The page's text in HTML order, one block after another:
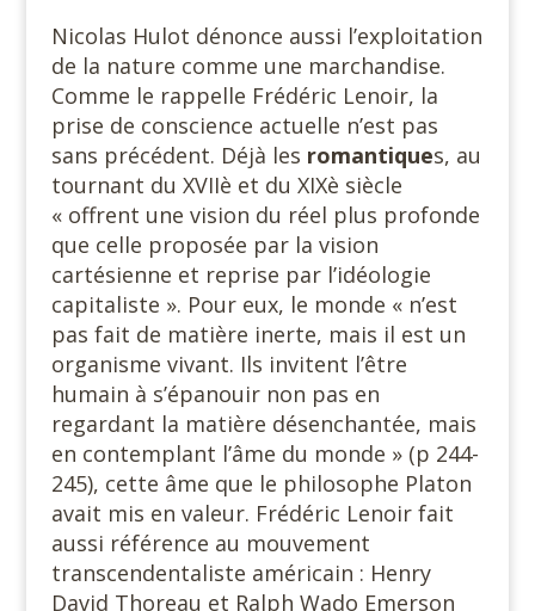
Nicolas Hulot dénonce aussi l’exploitation
de la nature comme une marchandise.
Comme le rappelle Frédéric Lenoir, la
prise de conscience actuelle n’est pas
sans précédent. Déjà les romantiques, au
tournant du XVIIè et du XIXè siècle
« offrent une vision du réel plus profonde
que celle proposée par la vision
cartésienne et reprise par l’idéologie
capitaliste ». Pour eux, le monde « n’est
pas fait de matière inerte, mais il est un
organisme vivant. Ils invitent l’être
humain à s’épanouir non pas en
regardant la matière désenchantée, mais
en contemplant l’âme du monde » (p 244-
245), cette âme que le philosophe Platon
avait mis en valeur. Frédéric Lenoir fait
aussi référence au mouvement
transcendentaliste américain : Henry
David Thoreau et Ralph Wado Emerson